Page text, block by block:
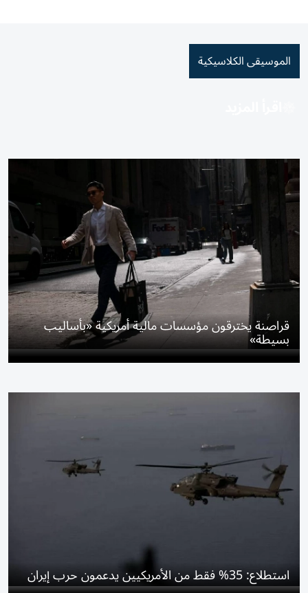
الموسيقى الكلاسيكية
قراصنة يخترقون مؤسسات مالية أمريكية «بأساليب
بسيطة»
استطلاع: 35% فقط من الأمريكيين يدعمون حرب إيران